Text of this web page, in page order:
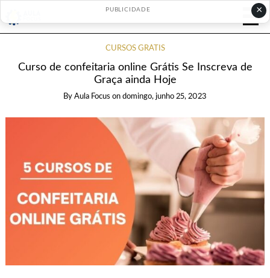
CURSOS GRÁTIS
Curso de confeitaria online Grátis Se Inscreva de
Graça ainda Hoje
By Aula Focus on domingo, junho 25, 2023
×
PUBLICIDADE